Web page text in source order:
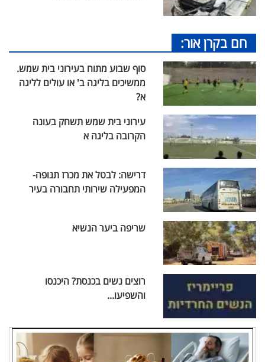
חם בקרן אור:
סוף שבוע מתוח בעירוני בית שמש.
ממשיכים בליגה ב' או עולים לליגה
א?
עירוני בית שמש תשחק בעונה
הקרובה בליגה א
דרישה: לבטל את מכרז תנופה-
המפעילה שירותי תחבורה בעיר
שריפה ביער הנשיא
רוצים נשים בכנסת? היכנסו
והשפיעו...